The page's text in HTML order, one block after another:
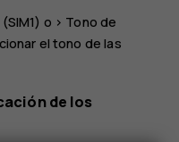
o > Tono de
el tono de las
de los